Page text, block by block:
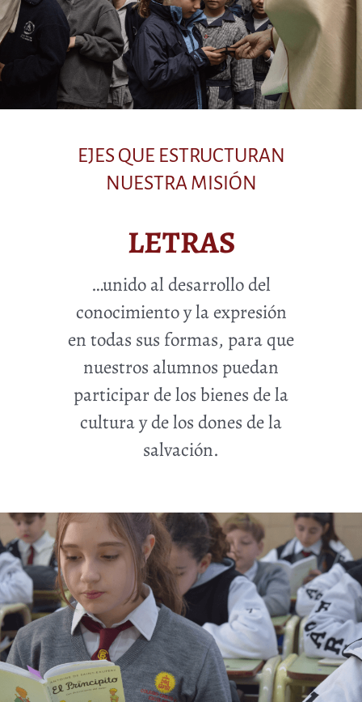
EJES QUE ESTRUCTURAN
NUESTRA MISIÓN
LETRAS
…unido al desarrollo del
conocimiento y la expresión
en todas sus formas, para que
nuestros alumnos puedan
participar de los bienes de la
cultura y de los dones de la
salvación.